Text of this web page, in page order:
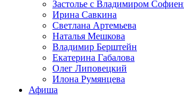
Застолье с Владимиром
Ирина Савкина
Светлана Артемьева
Наталья Мешкова
Владимир Берштейн
Екатерина Габалова
Олег Липовецкий
Илона Румянцева
Афиша